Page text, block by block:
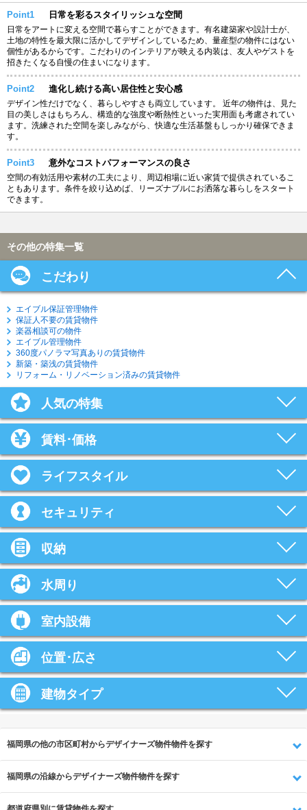
Point1 日常を彩るスタイリッシュな空間
日常をアートに変える空間で暮らすことができます。有名建築家や設計士が、
土地の特性を最大限に活かしてデザインしているため、量産型の物件にはない
個性があるからです。こだわりのインテリアが映える内装は、友人やゲストを
招きたくなる自慢の住まいになります。
Point2 進化し続ける高い居住性と安心感
デザイン性だけでなく、暮らしやすさも両立しています。 近年の物件は、見た
目の美しさはもちろん、構造的な強度や断熱性といった実用面も考慮されてい
ます。洗練された空間を楽しみながら、快適な生活基盤もしっかり確保できま
す。
Point3 意外なコストパフォーマンスの良さ
空間の有効活用や素材の工夫により、周辺相場に近い家賃で提供されているこ
ともあります。条件を絞り込めば、リーズナブルにお洒落な暮らしをスタート
できます。
その他の特集一覧
こだわり
エイブル保証管理物件
保証人不要の賃貸物件
楽器相談可の物件
エイブル管理物件
360度パノラマ写真ありの賃貸物件
新築・築浅の賃貸物件
リフォーム・リノベーション済みの賃貸物件
人気の特集
賃料･価格
ライフスタイル
セキュリティ
収納
水周り
室内設備
位置･広さ
建物タイプ
福岡県の他の市区町村からデザイナーズ物件物件を探す
福岡県の沿線からデザイナーズ物件物件を探す